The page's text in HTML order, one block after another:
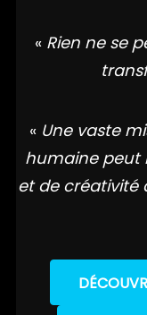
« Rien ne se
« Une vaste
humaine peut
et de créativité